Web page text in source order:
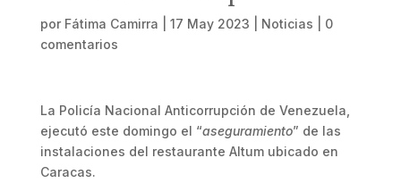
por Fátima Camirra 17 May 2023 Noticias
0
comentarios
La Policía Nacional Anticorrupción de Venezuela,
ejecutó este domingo el “aseguramiento” de las
instalaciones del restaurante Altum ubicado en
Caracas.